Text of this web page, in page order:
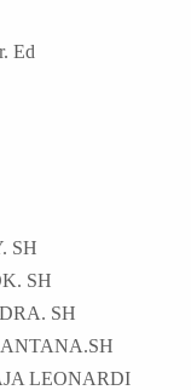
Ed
SH
SH
SH
LEONARDI